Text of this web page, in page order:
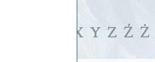
X Y Z Ź Ż